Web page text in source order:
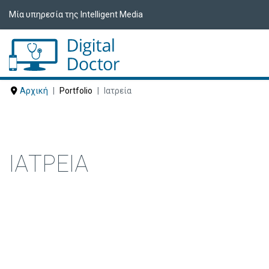
Μία υπηρεσία της Intelligent Media
Αρχική Portfolio Ιατρεία
ΙΑΤΡΕΊΑ